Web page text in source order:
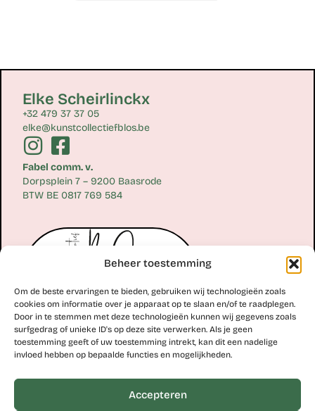
Beheer toestemming
Om de beste ervaringen te bieden, gebruiken wij technologieën zoals
cookies om informatie over je apparaat op te slaan en/of te raadplegen.
Door in te stemmen met deze technologieën kunnen wij gegevens zoals
surfgedrag of unieke ID's op deze site verwerken. Als je geen
toestemming geeft of uw toestemming intrekt, kan dit een nadelige
invloed hebben op bepaalde functies en mogelijkheden.
Accepteren
Elke Scheirlinckx
+32 479 37 37 05
elke@kunstcollectiefblos.be
Fabel comm. v.
Dorpsplein 7 – 9200 Baasrode
BTW BE 0817 769 584
Erik Scheirlinckx
erik@kunstcollectiefblos.be